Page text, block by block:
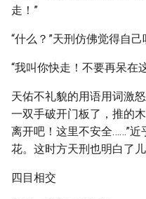
走！”
“什么？”天刑仿佛觉得自己
“我叫你快走！不要再呆在
天佑不礼貌的用语用词激
一双手破开门板了，推的
离开吧！这里不安全……”
花。这时方天刑也明白了
四目相交